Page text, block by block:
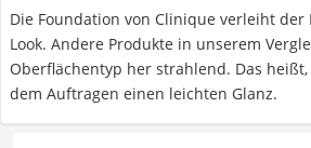
Die Foundation von Clinique verleiht
Look. Andere Produkte in unserem
Oberflächentyp her strahlend. Das
dem Auftragen einen leichten Glanz.